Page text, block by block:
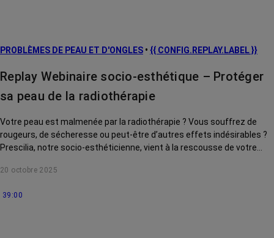
Traitements
La vie autour
PROBLÈMES DE PEAU ET D'ONGLES • {{ CONFIG.REPLAY.LABEL }}
Replay Webinaire socio-esthétique – Protéger
sa peau de la radiothérapie
Votre peau est malmenée par la radiothérapie ? Vous souffrez de
rougeurs, de sécheresse ou peut-être d’autres effets indésirables ?
Prescilia, notre socio-esthéticienne, vient à la rescousse de votre
20 octobre 2025
39:00